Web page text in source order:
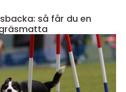
så får du en